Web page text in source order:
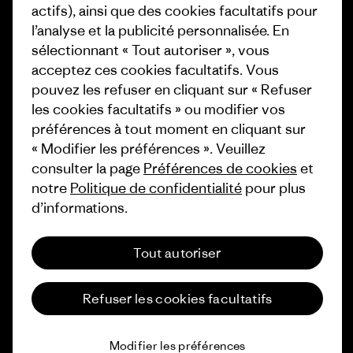
Comment nous
finançons
Nos magasins
Programme d’affiliation
Patagonia Luxembourg Plan du
site
© 2026 Patagonia, Inc. All Rights Reserved.
français
actifs), ainsi que des cookies facultatifs pour
l’analyse et la publicité personnalisée. En
sélectionnant « Tout autoriser », vous
acceptez ces cookies facultatifs. Vous
pouvez les refuser en cliquant sur « Refuser
les cookies facultatifs » ou modifier vos
préférences à tout moment en cliquant sur
« Modifier les préférences ». Veuillez
consulter la page Préférences de cookies et
notre Politique de confidentialité pour plus
d’informations.
Tout autoriser
Refuser les cookies facultatifs
Modifier les préférences